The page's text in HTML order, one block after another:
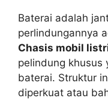
Baterai adalah
perlindungannya
Chasis mobil
pelindung khusus
baterai. Struktur
diperkuat atau